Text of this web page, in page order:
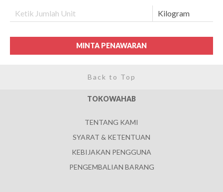
MINTA PENAWARAN
Back to Top
TOKOWAHAB
TENTANG KAMI
SYARAT & KETENTUAN
KEBIJAKAN PENGGUNA
PENGEMBALIAN BARANG